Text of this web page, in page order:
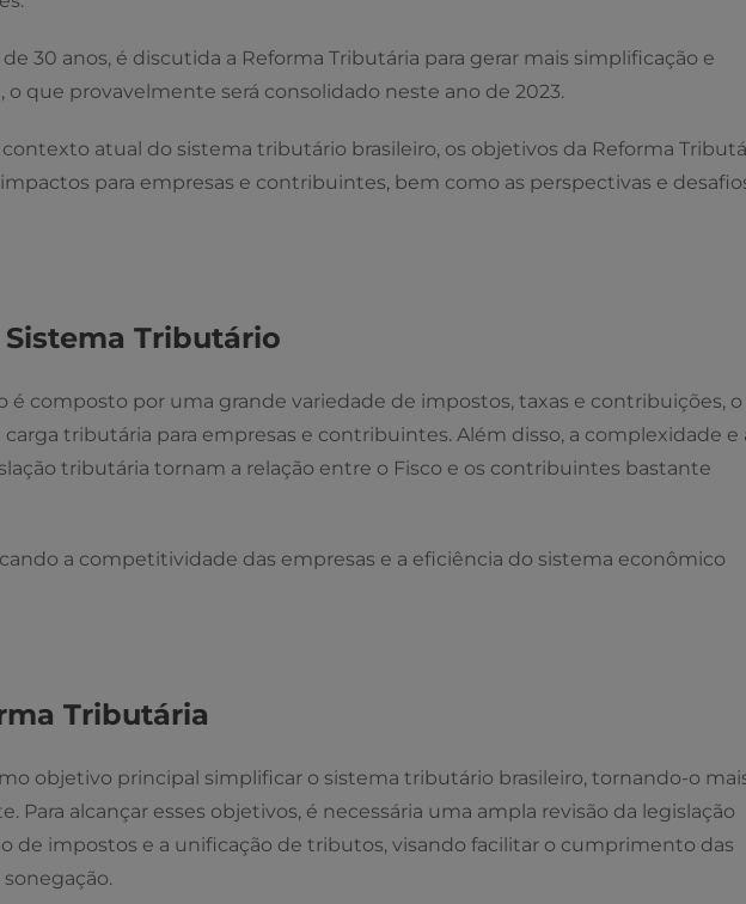
30 anos, é discutida a Reforma Tributária para gerar mais simplificação e
o que provavelmente será consolidado neste ano de 2023.
atual do sistema tributário brasileiro, os objetivos da Reforma
para empresas e contribuintes, bem como as perspectivas e
Tributário
é composto por uma grande variedade de impostos, taxas e contribuições, o
tributária para empresas e contribuintes. Além disso, a complexidade e
tributária tornam a relação entre o Fisco e os contribuintes bastante
a competitividade das empresas e a eficiência do sistema econômico
Tributária
objetivo principal simplificar o sistema tributário brasileiro, tornando-o
Para alcançar esses objetivos, é necessária uma ampla revisão da legislação
de impostos e a unificação de tributos, visando facilitar o cumprimento das